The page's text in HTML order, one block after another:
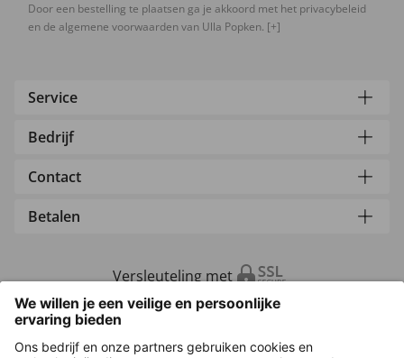
Door een bestelling te plaatsen ga je akkoord met het privacybeleid
en de algemene voorwaarden van Ulla Popken. [+]
Service
Bedrijf
Contact
Betalen
Versleuteling met
Overige webwinkels